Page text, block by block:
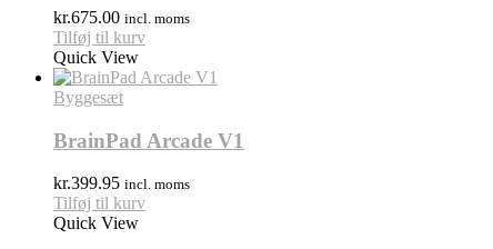
kr.675.00 incl. moms
Tilføj til kurv
Quick View
Byggesæt
BrainPad Arcade V1
kr.399.95 incl. moms
Tilføj til kurv
Quick View